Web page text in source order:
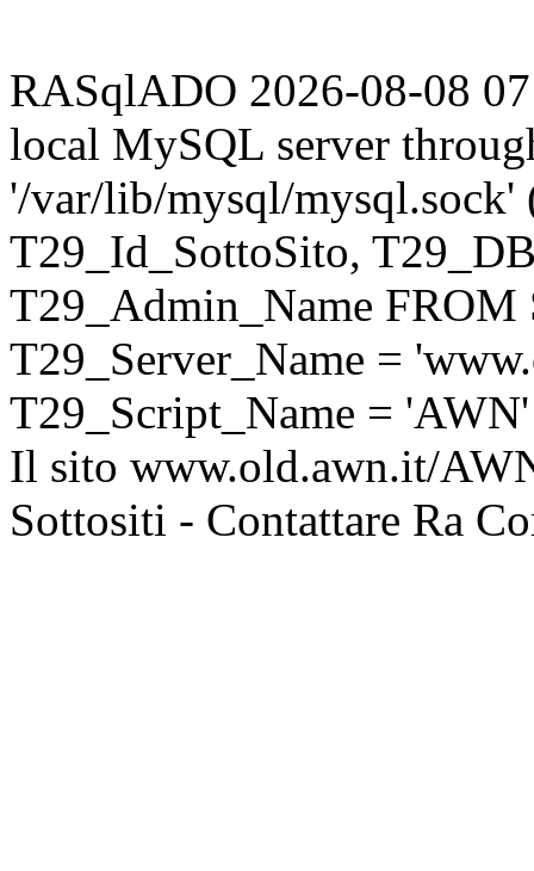
RASqlADO 2026-08-08
local MySQL server
'/var/lib/mysql/mysql.sock'
T29_Id_SottoSito,
T29_Admin_Name
T29_Server_Name =
T29_Script_Name = 'AWN'
Il sito www.old.awn.it/
Sottositi - Contattare Ra